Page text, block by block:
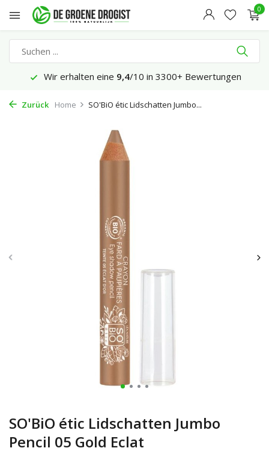
0
Wir erhalten eine 9,4/10 in 3300+ Bewertungen
Zurück Home SO'BiO étic Lidschatten Jumbo...
SO'BiO étic Lidschatten Jumbo
Pencil 05 Gold Eclat